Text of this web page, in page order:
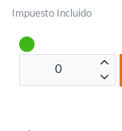
Impuesto Incluido